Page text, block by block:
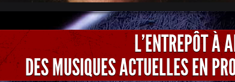
L'ENTREPÔT À
DES MUSIQUES ACTUELLES EN